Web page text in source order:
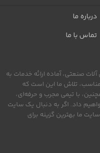
درباره ما
تماس با ما
صنعتی، آماده ارائه خدمات به
تلاش ما این است که
با تیمی مجرب و حرفه‌ای،
داد. اگر به دنبال یک سایت
ما بهترین گزینه برای